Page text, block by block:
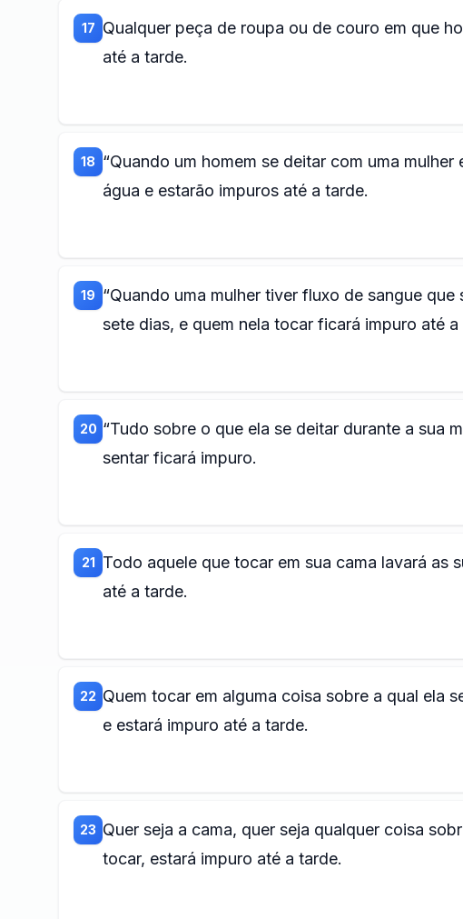
17 Qualquer peça de roupa ou de couro em que
até a tarde.
18 “Quando um homem se deitar com uma
água e estarão impuros até a tarde.
19 “Quando uma mulher tiver fluxo de sangue
sete dias, e quem nela tocar ficará impuro até a
20 “Tudo sobre o que ela se deitar durante a sua
sentar ficará impuro.
21 Todo aquele que tocar em sua cama lavará as
até a tarde.
22 Quem tocar em alguma coisa sobre a qual ela
e estará impuro até a tarde.
23 Quer seja a cama, quer seja qualquer coisa
tocar, estará impuro até a tarde.